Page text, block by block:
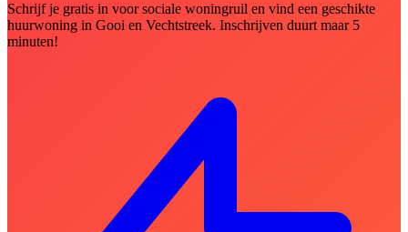
Schrijf je gratis in voor sociale woningruil en vind een geschikte
huurwoning in Gooi en Vechtstreek. Inschrijven duurt maar 5
minuten!